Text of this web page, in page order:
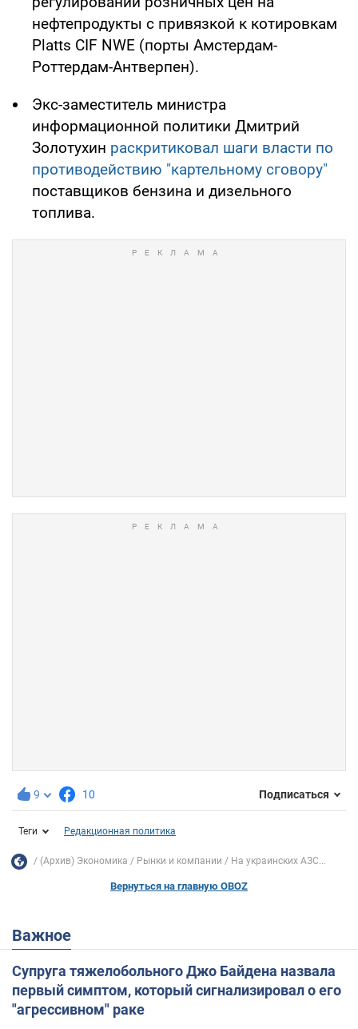
нефтепродукты с привязкой к котировкам
Platts CIF NWE (порты Амстердам-
Роттердам-Антверпен).
Экс-заместитель министра
информационной политики Дмитрий
Золотухин раскритиковал шаги власти по
противодействию "картельному сговору"
поставщиков бензина и дизельного
топлива.
9 10 Подписаться
Теги Редакционная политика
(Архив) Экономика Рынки и компании На украинских АЗС...
Вернуться на главную OBOZ
Важное
Супруга тяжелобольного Джо Байдена назвала
первый симптом, который сигнализировал о его
"агрессивном" раке